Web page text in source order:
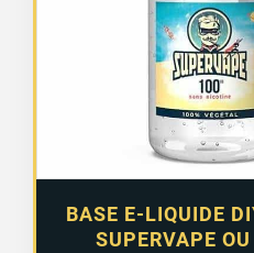
BASE E-LIQUIDE
SUPERVAPE